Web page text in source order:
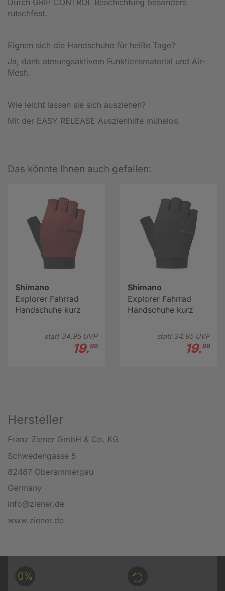
rutschfest.
Eignen sich die Handschuhe für heiße Tage?
Ja, dank atmungsaktivem Funktionsmaterial und Air-
Mesh.
Wie leicht lassen sie sich ausziehen?
Mit der EASY RELEASE Ausziehhilfe mühelos.
Das könnte Ihnen auch gefallen:
Shimano
Explorer Fahrrad
Handschuhe kurz
statt 34.95UVP
19.99
Shimano
Explorer Fahrrad
Handschuhe kurz
statt 34.95UVP
19.99
Hersteller
Franz Ziener GmbH & Co. KG
Schwedengasse 5
82487 Oberammergau
Germany
info@ziener.de
www.ziener.de
0%